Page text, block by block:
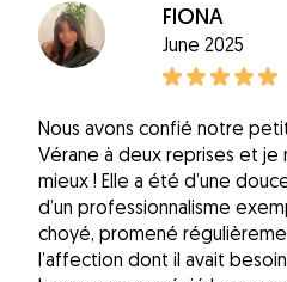
FIONA
June 2025
Nous avons confié notre
Vérane à deux reprises et je
mieux ! Elle a été d’une
d’un professionnalisme
choyé, promené
l’affection dont il avait